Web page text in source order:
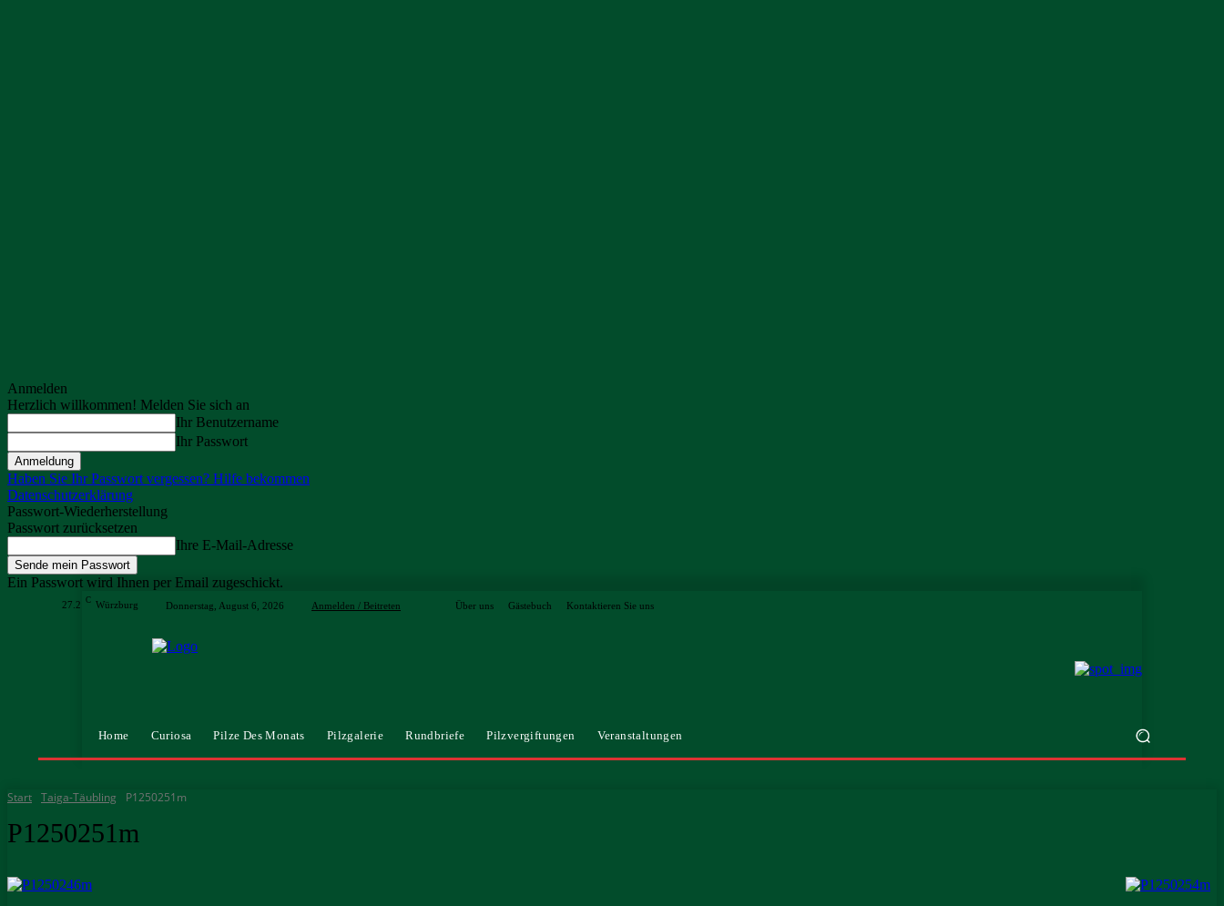
Anmelden
Herzlich willkommen! Melden Sie sich an
Ihr Benutzername
Ihr Passwort
Haben Sie Ihr Passwort vergessen? Hilfe bekommen
Datenschutzerklärung
Passwort-Wiederherstellung
Passwort zurücksetzen
Ihre E-Mail-Adresse
Ein Passwort wird Ihnen per Email zugeschickt.
27.2 C Würzburg Donnerstag, August 6, 2026 Anmelden / Beitreten Über uns Gästebuch Kontaktieren Sie uns
Home Curiosa Pilze Des Monats Pilzgalerie Rundbriefe Pilzvergiftungen Veranstaltungen
Start Taiga-Täubling P1250251m
P1250251m